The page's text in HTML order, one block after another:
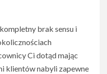
brak sensu i
Ci dotąd mając
klientów nabyli zapewne